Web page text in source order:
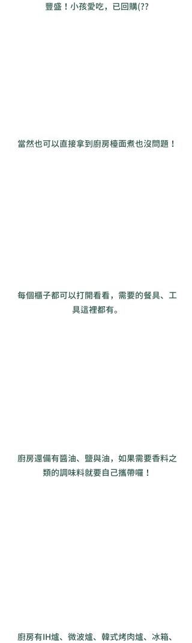
豐盛！小孩愛吃，已回購(??
當然也可以直接拿到廚房檯面煮也沒問題！
每個櫃子都可以打開看看，需要的餐具、工
具這裡都有。
廚房還備有醬油、鹽與油，如果需要香料之
類的調味料就要自己攜帶囉！
廚房有IH爐、微波爐、韓式烤肉爐、冰箱、